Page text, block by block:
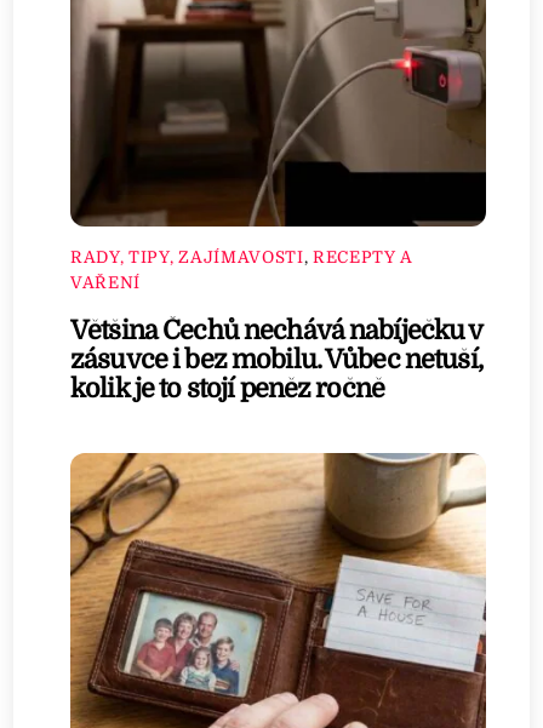
RADY, TIPY, ZAJÍMAVOSTI, RECEPTY A
VAŘENÍ
Většina Čechů nechává nabíječku v
zásuvce i bez mobilu. Vůbec netuší,
kolik je to stojí peněz ročně